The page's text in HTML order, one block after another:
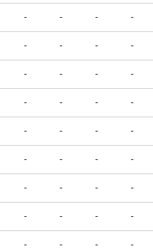
- - - -
- - - -
- - - -
- - - -
- - - -
- - - -
- - - -
- - - -
- - - -